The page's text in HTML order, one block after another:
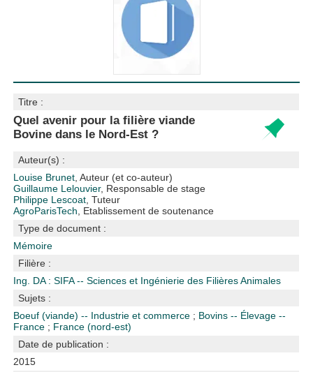
Titre :
Quel avenir pour la filière viande
Bovine dans le Nord-Est ?
Auteur(s) :
Louise Brunet , Auteur (et co-auteur)
Guillaume Lelouvier, Responsable de stage
Philippe Lescoat , Tuteur
AgroParisTech , Etablissement de soutenance
Type de document :
Mémoire
Filière :
Ing. DA : SIFA -- Sciences et Ingénierie des Filières Animales
Sujets :
Boeuf (viande) -- Industrie et commerce ; Bovins -- Élevage --
France ; France (nord-est)
Date de publication :
2015